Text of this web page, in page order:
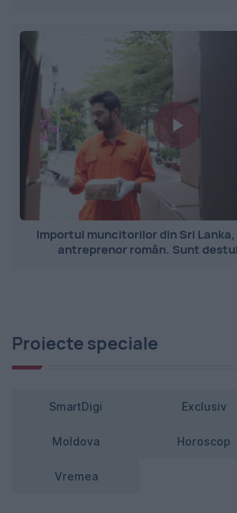
Importul muncitorilor din Sri
antreprenor român. Sunt
Proiecte speciale
SmartDigi Exclusiv
Moldova Horoscop
Vremea